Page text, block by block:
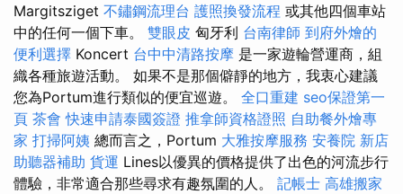
Margitsziget 不鏽鋼流理台 護照換發流程 或其他四個車站
中的任何一個下車。 雙眼皮 匈牙利 台南律師 到府外燴的
便利選擇 Koncert 台中中清路按摩 是一家遊輪營運商，組
織各種旅遊活動。 如果不是那個僻靜的地方，我衷心建議
您為Portum進行類似的便宜巡遊。 全口重建 seo保證第一
頁 茶會 快速申請泰國簽證 推拿師資格證照 自助餐外燴專
家 打掃阿姨 總而言之，Portum 大雅按摩服務 安養院 新店
助聽器補助 貨運 Lines以優異的價格提供了出色的河流步行
體驗，非常適合那些尋求有趣氛圍的人。 記帳士 高雄搬家